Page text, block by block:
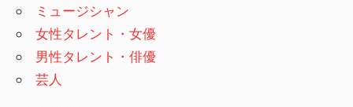
ミュージシャン
女性タレント・女優
男性タレント・俳優
芸人